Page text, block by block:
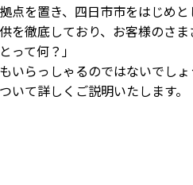
点を置き、四日市市をはじめ
を徹底しており、お客様のさま
って何？」
いらっしゃるのではないでしょ
いて詳しくご説明いたします。